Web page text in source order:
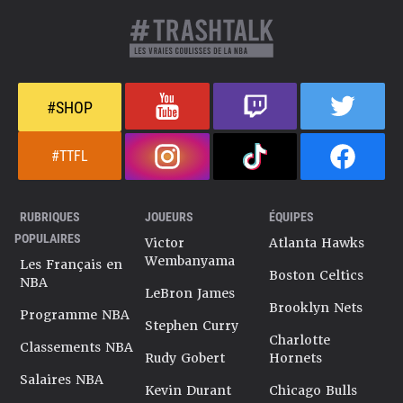
#SHOP
#TTFL
RUBRIQUES
POPULAIRES
Les Français en
NBA
Programme NBA
Classements NBA
Salaires NBA
JOUEURS
Victor
Wembanyama
LeBron James
Stephen Curry
Rudy Gobert
Kevin Durant
ÉQUIPES
Atlanta Hawks
Boston Celtics
Brooklyn Nets
Charlotte
Hornets
Chicago Bulls